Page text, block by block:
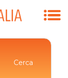
Cerca